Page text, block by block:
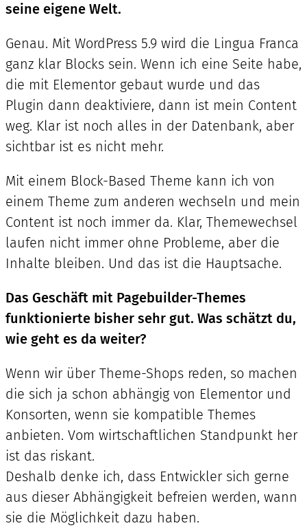
seine eigene Welt.
Genau. Mit WordPress 5.9 wird die Lingua Franca
ganz klar Blocks sein. Wenn ich eine Seite habe,
die mit Elementor gebaut wurde und das
Plugin dann deaktiviere, dann ist mein Content
weg. Klar ist noch alles in der Datenbank, aber
sichtbar ist es nicht mehr.
Mit einem Block-Based Theme kann ich von
einem Theme zum anderen wechseln und mein
Content ist noch immer da. Klar, Themewechsel
laufen nicht immer ohne Probleme, aber die
Inhalte bleiben. Und das ist die Hauptsache.
Das Geschäft mit Pagebuilder-Themes
funktionierte bisher sehr gut. Was schätzt du,
wie geht es da weiter?
Wenn wir über Theme-Shops reden, so machen
die sich ja schon abhängig von Elementor und
Konsorten, wenn sie kompatible Themes
anbieten. Vom wirtschaftlichen Standpunkt her
ist das riskant.
Deshalb denke ich, dass Entwickler sich gerne
aus dieser Abhängigkeit befreien werden, wann
sie die Möglichkeit dazu haben.